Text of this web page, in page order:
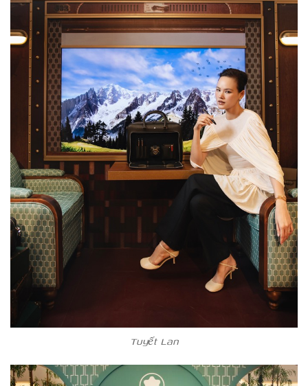
Tuyết Lan